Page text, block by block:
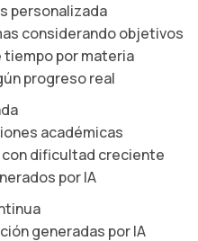
personalizada
considerando objetivos
tiempo por materia
progreso real
académicas
dificultad creciente
por IA
generadas por IA